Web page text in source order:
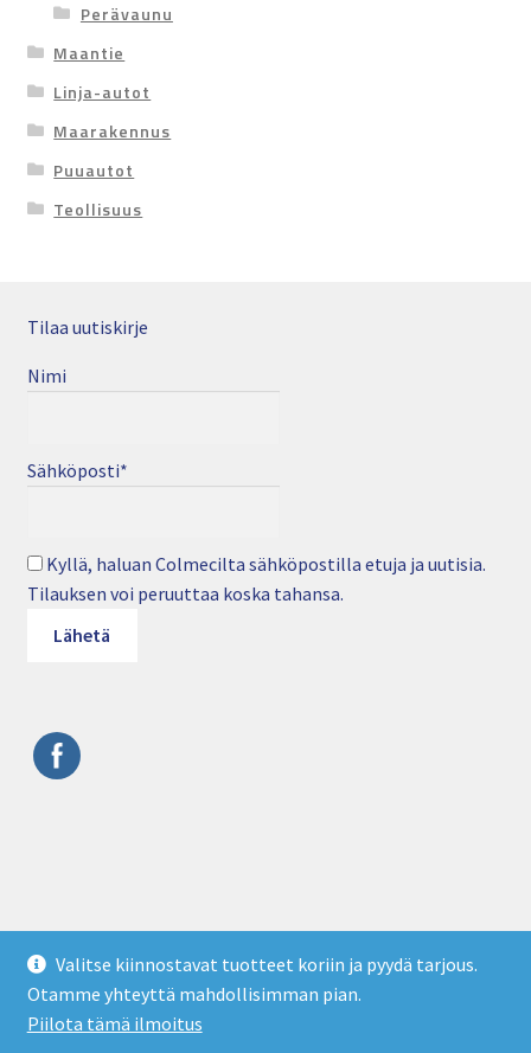
Perävaunu
Maantie
Linja-autot
Maarakennus
Puuautot
Teollisuus
Tilaa uutiskirje
Nimi
Sähköposti*
Kyllä, haluan Colmecilta sähköpostilla etuja ja uutisia.
Tilauksen voi peruuttaa koska tahansa.
info@colmec.fi • colmec.fi
Tietosuojaseloste
Valitse kiinnostavat tuotteet koriin ja pyydä tarjous.
Otamme yhteyttä mahdollisimman pian.
Piilota tämä ilmoitus